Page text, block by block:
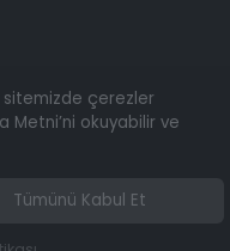
sitemizde çerezler
Metni’ni okuyabilir ve
Tümünü Kabul Et